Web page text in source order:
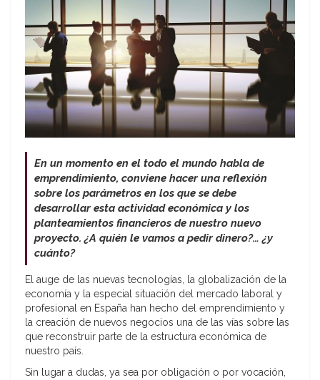
En un momento en el todo el mundo habla de
emprendimiento, conviene hacer una reflexión
sobre los parámetros en los que se debe
desarrollar esta actividad económica y los
planteamientos financieros de nuestro nuevo
proyecto. ¿A quién le vamos a pedir dinero?… ¿y
cuánto?
El auge de las nuevas tecnologías, la globalización de la
economía y la especial situación del mercado laboral y
profesional en España han hecho del emprendimiento y
la creación de nuevos negocios una de las vías sobre las
que reconstruir parte de la estructura económica de
nuestro país.
Sin lugar a dudas, ya sea por obligación o por vocación,